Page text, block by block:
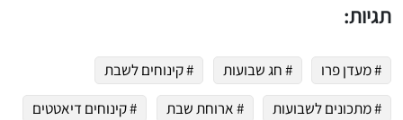
תגיות:
# מעדן פרו # חג שבועות
# קינוחים לשבת
# מתכונים לשבועות
# ארוחת שבת
# קינוחים דיאטטים